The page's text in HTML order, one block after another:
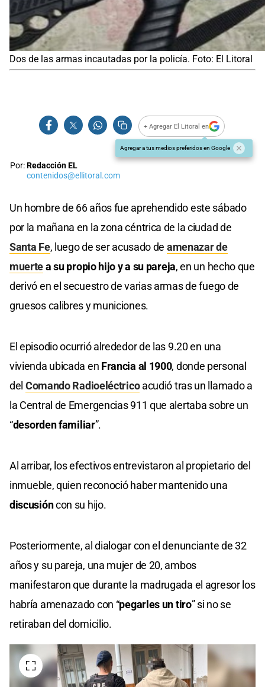
Dos de las armas incautadas por la policía. Foto: El Litoral
+ Agregar El Litoral en
Agregar a tus medios preferidos en Google
Por:Redacción EL
contenidos@ellitoral.com
Un hombre de 66 años fue aprehendido este sábado
por la mañana en la zona céntrica de la ciudad de
Santa Fe, luego de ser acusado de amenazar de
muertea su propio hijo y a su pareja, en un hecho que
derivó en el secuestro de varias armas de fuego de
gruesos calibres y municiones.
El episodio ocurrió alrededor de las 9.20 en una
vivienda ubicada en Francia al 1900, donde personal
del Comando Radioeléctricoacudió tras un llamado a
la Central de Emergencias 911 que alertaba sobre un
“desorden familiar”.
Al arribar, los efectivos entrevistaron al propietario del
inmueble, quien reconoció haber mantenido una
discusióncon su hijo.
Posteriormente, al dialogar con el denunciante de 32
años y su pareja, una mujer de 20, ambos
manifestaron que durante la madrugada el agresor los
habría amenazado con “pegarles un tiro” si no se
retiraban del domicilio.